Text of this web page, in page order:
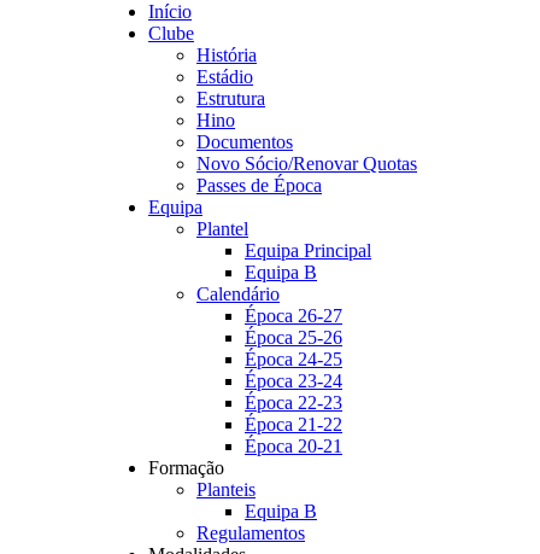
Início
Clube
História
Estádio
Estrutura
Hino
Documentos
Novo Sócio/Renovar Quotas
Passes de Época
Equipa
Plantel
Equipa Principal
Equipa B
Calendário
Época 26-27
Época 25-26
Época 24-25
Época 23-24
Época 22-23
Época 21-22
Época 20-21
Formação
Planteis
Equipa B
Regulamentos